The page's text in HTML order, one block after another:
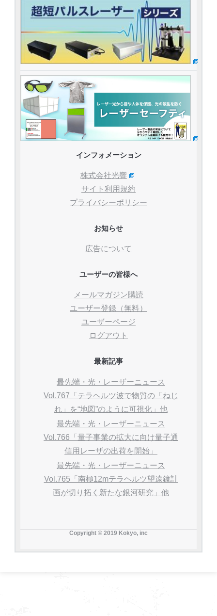
インフォメーション
株式会社光響
サイト利用規約
プライバシーポリシー
お知らせ
広告について
ユーザーの皆様へ
メールマガジン購読
ユーザー登録（無料）
ユーザーページ
ログアウト
最新記事
最先端・光・レーザーニュース
Vol.767「テラヘルツ波で物質の「ねじ
れ」を“地図”のように可視化」他
最先端・光・レーザーニュース
Vol.766「量子事業の拡大に向け量子通
信用レーザの出荷を開始」
最先端・光・レーザーニュース
Vol.765「南極12mテラヘルツ望遠鏡計
画が切り拓く新たな銀河研究」他
Copyright © 2019 Kokyo, inc